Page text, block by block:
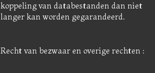
koppeling van databestanden dan niet
langer kan worden gegarandeerd.
Recht van bezwaar en overige rechten :